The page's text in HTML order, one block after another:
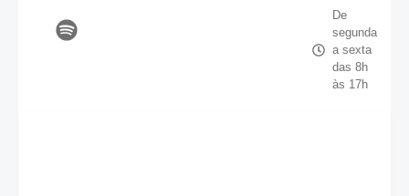
De
segunda
a sexta
das 8h
às 17h